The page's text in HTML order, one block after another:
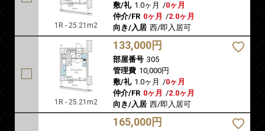
1R - 25.21m2
敷/礼 1.0ヶ月 /0ヶ月
仲介/FR 0ヶ月 /2.0ヶ月
向き/入居 西/即入居可
1R - 25.21m2
133,000円
部屋番号 305
管理費 10,000円
敷/礼 1.0ヶ月 /0ヶ月
仲介/FR 0ヶ月 /2.0ヶ月
向き/入居 西/即入居可
165,000円